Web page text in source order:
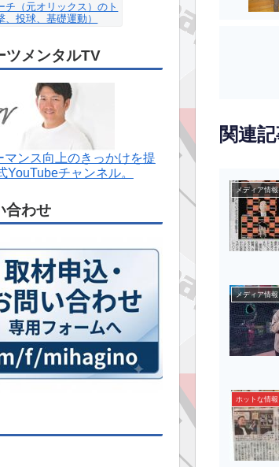
関連
メディア情報
メディア情報
ホットな情報
チ（元オリックス）のト
投球、基礎運動）
ツメンタルTV
ンス向上のきっかけを提
チャンネル。
合わせ